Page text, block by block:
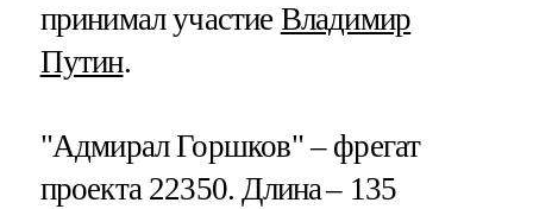
принимал участие Владимир
Путин.
"Адмирал Горшков" – фрегат
проекта 22350. Длина – 135